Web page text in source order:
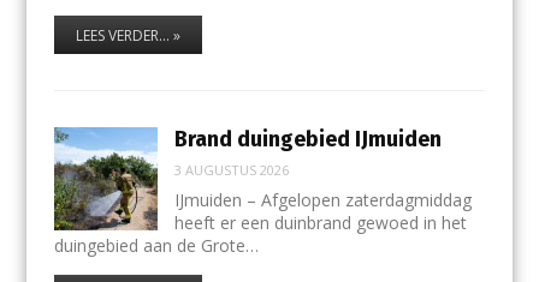
LEES VERDER... »
Brand duingebied IJmuiden
3 AUGUSTUS 2026
IJmuiden – Afgelopen zaterdagmiddag
heeft er een duinbrand gewoed in het
duingebied aan de Grote…